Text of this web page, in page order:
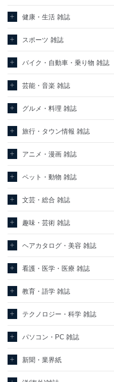
株式会社富士山マガジンサービス
e-mail：cs@fujisan.co.jp
制定：2005年4月1日
株式会社富士山マガジンサービス
代表取締役会長 西野 伸一郎
１．個人情報保護管理者
当社は以下の個人情報保護管理者
責任のもと、個人情報を取得・
ます。
株式会社富士山マガジンサービス
代表取締役会長 西野 伸一郎
個人情報保護管理者: 経営管理グ
当社が取り扱う開示対象個人情
No 個人情報の種類
1 ス等をご利用の方の個
人情報
購入商
歴や購
味・嗜
当社にお問合わせいた
だいた方の個人情報
レータ
健康・生活 雑誌
スポーツ 雑誌
バイク・自動車・乗り物 雑誌
芸能・音楽 雑誌
グルメ・料理 雑誌
旅行・タウン情報 雑誌
アニメ・漫画 雑誌
ペット・動物 雑誌
文芸・総合 雑誌
趣味・芸術 雑誌
ヘアカタログ・美容 雑誌
看護・医学・医療 雑誌
教育・語学 雑誌
テクノロジー・科学 雑誌
パソコン・PC 雑誌
新聞・業界紙